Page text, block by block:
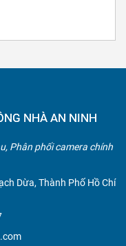
NHÀ AN NINH
Phân phối camera chính
Dừa, Thành Phố Hồ Chí